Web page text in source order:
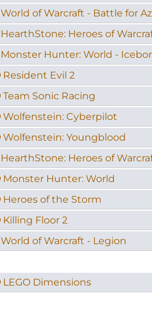
World of Warcraft - Battle for
HearthStone: Heroes of
Monster Hunter: World -
Resident Evil 2
Team Sonic Racing
Wolfenstein: Cyberpilot
Wolfenstein: Youngblood
HearthStone: Heroes of
Monster Hunter: World
Heroes of the Storm
Killing Floor 2
World of Warcraft - Legion
LEGO Dimensions